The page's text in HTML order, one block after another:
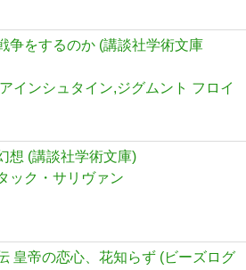
争をするのか (講談社学術文庫
インシュタイン,ジグムント フロイ
想 (講談社学術文庫)
ック・サリヴァン
皇帝の恋心、花知らず (ビーズログ